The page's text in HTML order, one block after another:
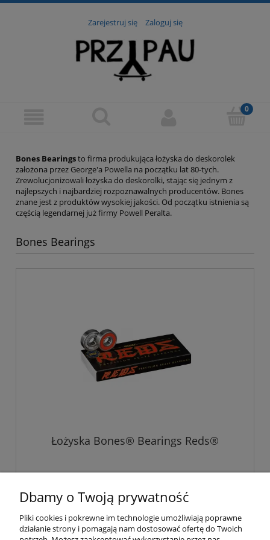
Zarejestruj się Zaloguj się
Bones Bearingsto firma produkująca łożyska do deskorolek
założona przez George'a Powella na początku lat 80-tych.
Zrewolucjonizowali łożyska do deskorolki, stając się jednym z
najlepszych i najbardziej rozpoznawalnych producentów. Bones
znane jest z produktów wysokiej jakości. Od początku istnienia są
częścią legendarnej już firmy Powell Peralta.
Bones Bearings
Łożyska Bones® Bearings Reds®
do koszyka
Dbamy o Twoją prywatność
Pliki cookies i pokrewne im technologie umożliwiają poprawne
działanie strony i pomagają nam dostosować ofertę do Twoich